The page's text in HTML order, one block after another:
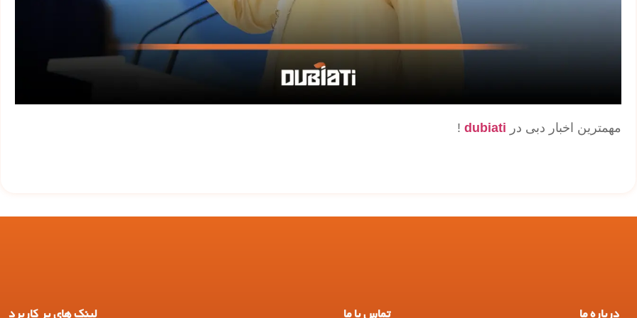
مهمترین اخبار دبی در dubiati
!
درباره ما تماس با ما لینک های پر کاربرد